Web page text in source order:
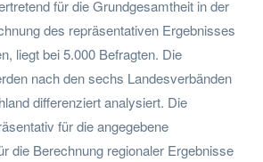
für die Grundgesamtheit in der
des repräsentativen Ergebnisses
liegt bei 5.000 Befragten. Die
nach den sechs Landesverbänden
differenziert analysiert. Die
für die angegebene
die Berechnung regionaler Ergebnisse